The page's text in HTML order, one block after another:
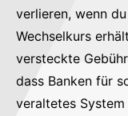
verlieren, wenn
Wechselkurs
versteckte
dass Banken für
veraltetes